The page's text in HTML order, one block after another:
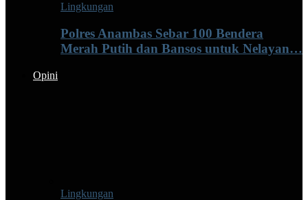
Lingkungan
Polres Anambas Sebar 100 Bendera
Merah Putih dan Bansos untuk Nelayan…
Opini
Lingkungan